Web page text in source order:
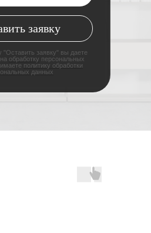
"Оставить заявку" вы даете
обработку персональных
политику обработки
данных
заявку